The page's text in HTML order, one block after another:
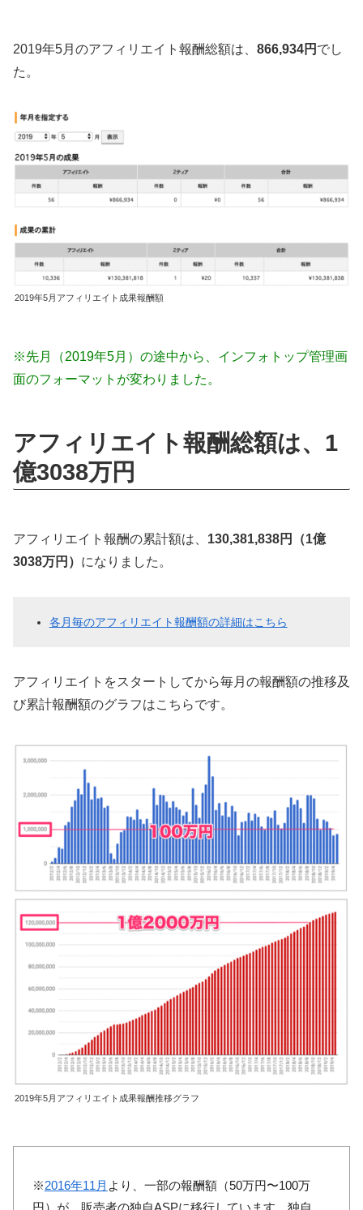
2019年5月のアフィリエイト報酬総額は、 866,934円 でし
た。
2019年5月アフィリエイト成果報酬額
※先月（2019年5月）の途中から、インフォトップ管理画
面のフォーマットが変わりました。
アフィリエイト報酬総額は、1
億3038万円
アフィリエイト報酬の累計額は、 130,381,838円（1億
3038万円） になりました。
各月毎のアフィリエイト報酬額の詳細はこちら
アフィリエイトをスタートしてから毎月の報酬額の推移及
び累計報酬額のグラフはこちらです。
2019年5月アフィリエイト成果報酬推移グラフ
※2016年11月 より、一部の報酬額（50万円〜100万
円）が、販売者の独自ASPに移行しています。独自